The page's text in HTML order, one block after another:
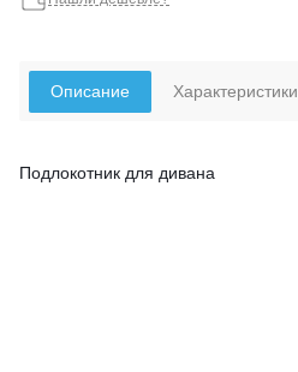
Описание
Подлокотник для дивана
Характеристики